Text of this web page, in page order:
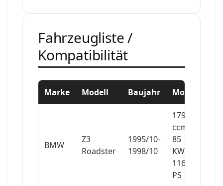
Fahrzeugliste /
Kompatibilität
Marke Modell Baujahr Motor
BMW
Z3
Roadster
1995/10-
1998/10
1796
ccm,
85
KW,
116
PS